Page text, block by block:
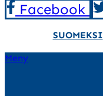
Facebook
SUOMEKSI
Meny